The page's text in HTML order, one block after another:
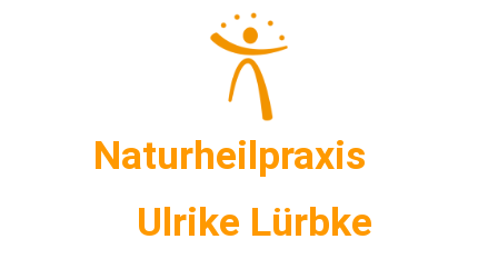
Naturheilpraxis
Ulrike Lürbke